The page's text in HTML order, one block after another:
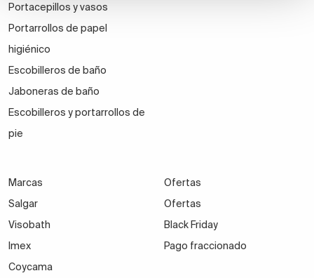
Portacepillos y vasos
Portarrollos de papel
higiénico
Escobilleros de baño
Jaboneras de baño
Escobilleros y portarrollos de
pie
Marcas
Salgar
Visobath
Imex
Coycama
Ofertas
Ofertas
Black Friday
Pago fraccionado